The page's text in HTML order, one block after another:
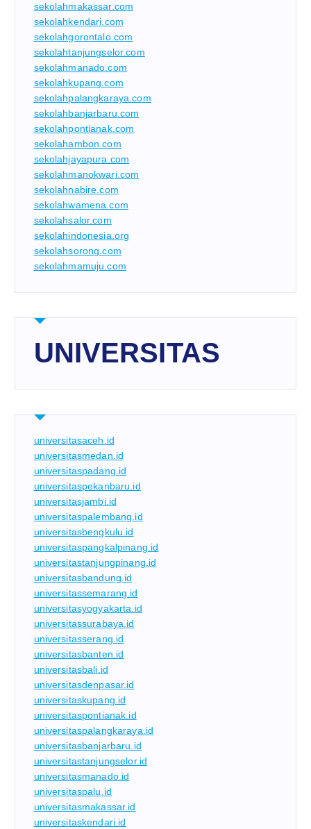
sekolahmakassar.com
sekolahkendari.com
sekolahgorontalo.com
sekolahtanjungselor.com
sekolahmanado.com
sekolahkupang.com
sekolahpalangkaraya.com
sekolahbanjarbaru.com
sekolahpontianak.com
sekolahambon.com
sekolahjayapura.com
sekolahmanokwari.com
sekolahnabire.com
sekolahwamena.com
sekolahsalor.com
sekolahindonesia.org
sekolahsorong.com
sekolahmamuju.com
UNIVERSITAS
universitasaceh.id
universitasmedan.id
universitaspadang.id
universitaspekanbaru.id
universitasjambi.id
universitaspalembang.id
universitasbengkulu.id
universitaspangkalpinang.id
universitastanjungpinang.id
universitasbandung.id
universitassemarang.id
universitasyogyakarta.id
universitassurabaya.id
universitasserang.id
universitasbanten.id
universitasbali.id
universitasdenpasar.id
universitaskupang.id
universitaspontianak.id
universitaspalangkaraya.id
universitasbanjarbaru.id
universitastanjungselor.id
universitasmanado.id
universitaspalu.id
universitasmakassar.id
universitaskendari.id